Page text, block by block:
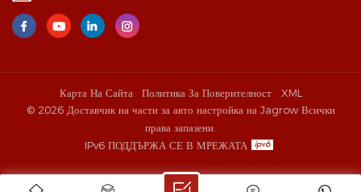
Карта На Сайта Политика За Поверителност
XML
© 2026 Доставчик на части за авто настройка на Jagrow Всички
права запазени.
IPv6 ПОДДЪРЖА СЕ В МРЕЖАТА